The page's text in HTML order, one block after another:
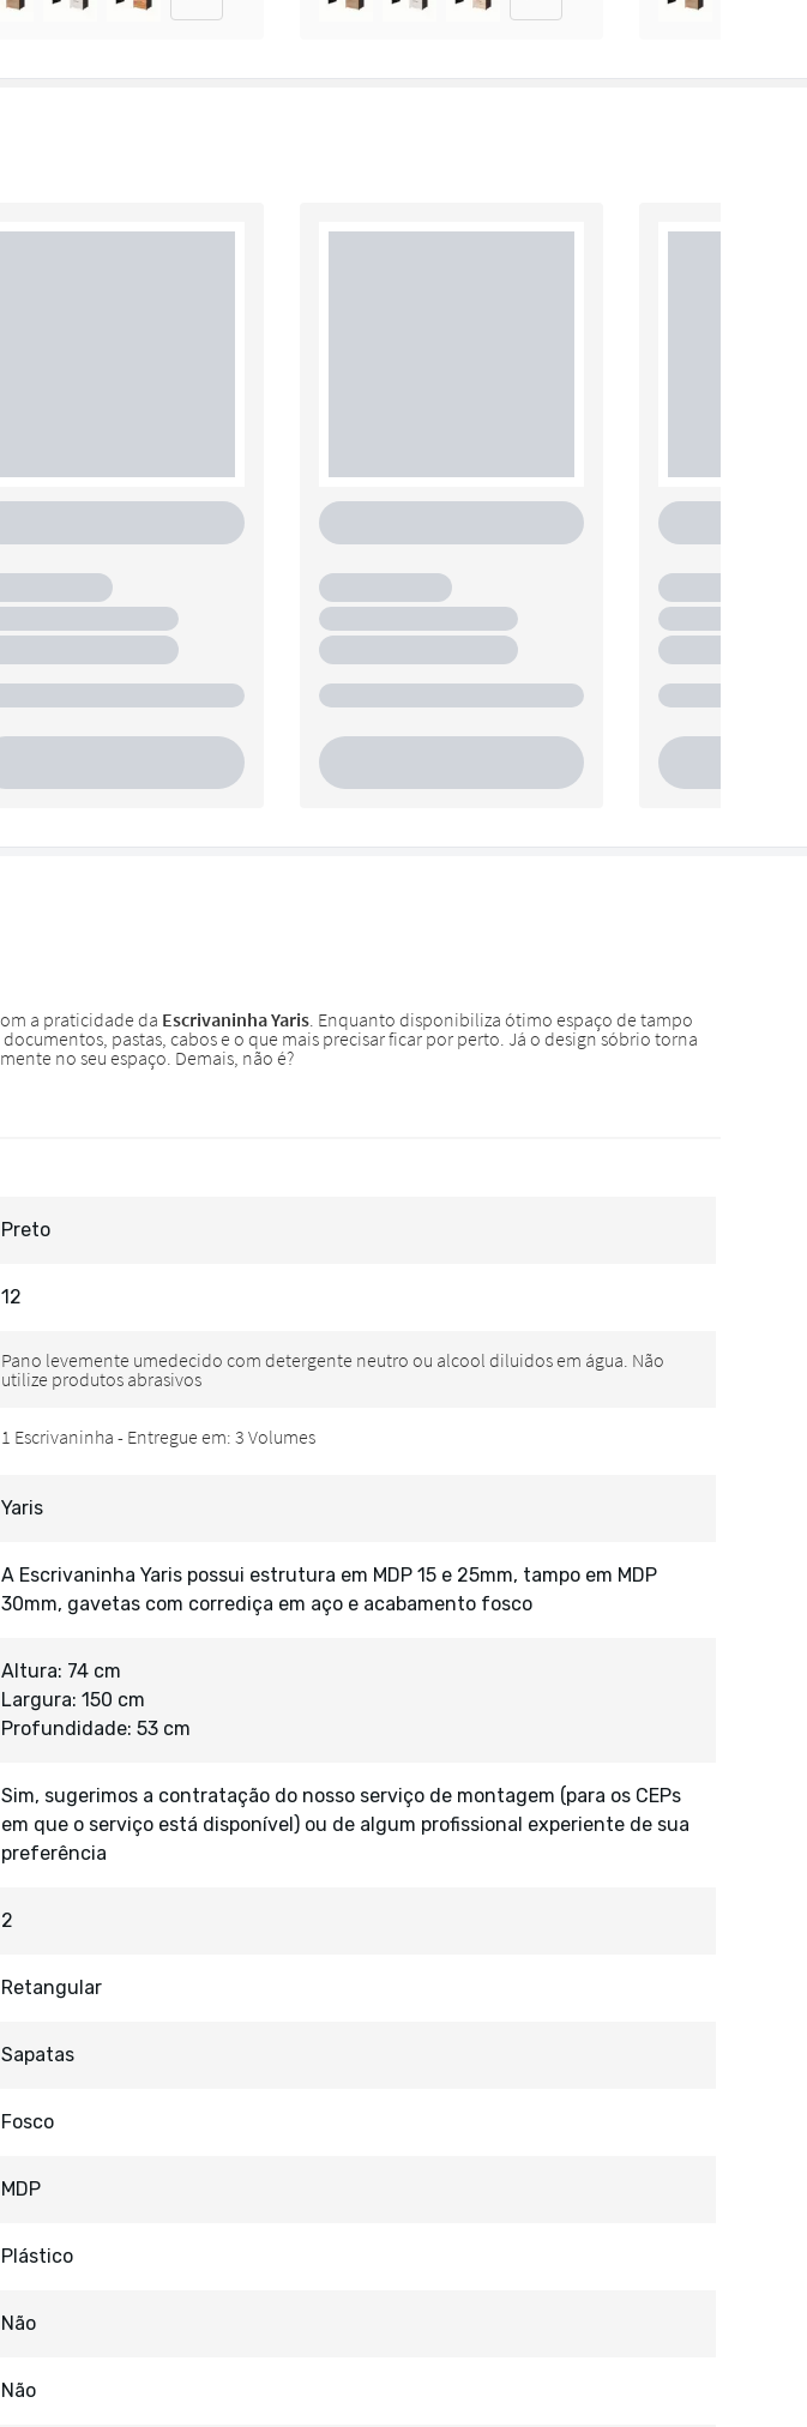
Preto
12
Yaris
A Escrivaninha Yaris possui estrutura em MDP 15 e 25mm, tampo em MDP
30mm, gavetas com corrediça em aço e acabamento fosco
Altura: 74 cm
Largura: 150 cm
Profundidade: 53 cm
Sim, sugerimos a contratação do nosso serviço de montagem (para os CEPs
em que o serviço está disponível) ou de algum profissional experiente de sua
preferência
2
Retangular
Sapatas
Fosco
MDP
Plástico
Não
Não